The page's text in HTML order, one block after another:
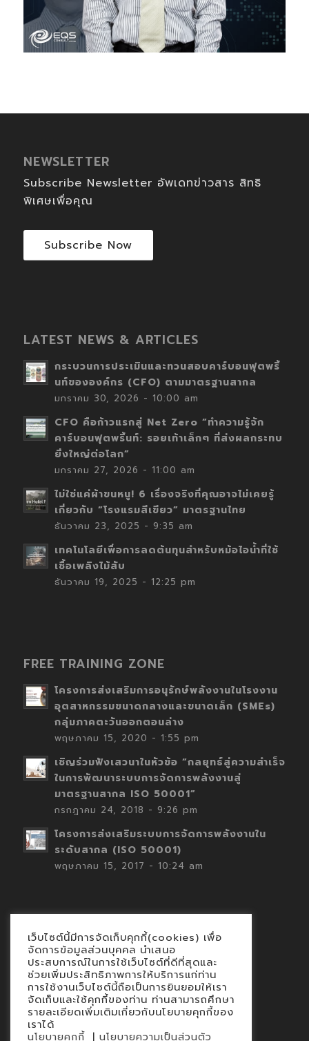
NEWSLETTER
Subscribe Newsletter อัพเดทข่าวสาร สิทธิ
พิเศษเพื่อคุณ
Subscribe Now
LATEST NEWS & ARTICLES
กระบวนการประเมินและทวนสอบคาร์บอนฟุตพริ้
นท์ขององค์กร (CFO) ตามมาตรฐานสากล
มกราคม 30, 2026 - 10:00 am
CFO คือก้าวแรกสู่ Net Zero “ทำความรู้จัก
คาร์บอนฟุตพริ้นท์: รอยเท้าเล็กๆ ที่ส่งผลกระทบ
ยิ่งใหญ่ต่อโลก”
มกราคม 27, 2026 - 11:00 am
ไม่ใช่แค่ผ้าขนหนู! 6 เรื่องจริงที่คุณอาจไม่เคยรู้
เกี่ยวกับ “โรงแรมสีเขียว” มาตรฐานไทย
ธันวาคม 23, 2025 - 9:35 am
เทคโนโลยีเพื่อการลดต้นทุนสำหรับหม้อไอน้ำที่ใช้
เชื้อเพลิงไม้สับ
ธันวาคม 19, 2025 - 12:25 pm
FREE TRAINING ZONE
โครงการส่งเสริมการอนุรักษ์พลังงานในโรงงาน
อุตสาหกรรมขนาดกลางและขนาดเล็ก (SMEs)
กลุ่มภาคตะวันออกตอนล่าง
พฤษภาคม 15, 2020 - 1:55 pm
เชิญร่วมฟังเสวนาในหัวข้อ “กลยุทธ์สู่ความสำเร็จ
ในการพัฒนาระบบการจัดการพลังงานสู่
มาตรฐานสากล ISO 50001”
กรกฎาคม 24, 2018 - 9:26 pm
โครงการส่งเสริมระบบการจัดการพลังงานใน
ระดับสากล (ISO 50001)
พฤษภาคม 15, 2017 - 10:24 am
Contact
นโยบายคุกกี้
นโยบายข้อมูลส่วนบุคคล
เว็บไซต์นี้มีการจัดเก็บคุกกี้(cookies) เพื่อ
จัดการข้อมูลส่วนบุคคล นำเสนอ
ประสบการณ์ในการใช้เว็บไซต์ที่ดีที่สุดและ
ช่วยเพิ่มประสิทธิภาพการให้บริการแก่ท่าน
การใช้งานเว็บไซต์นี้ถือเป็นการยินยอมให้เรา
จัดเก็บและใช้คุกกี้ของท่าน ท่านสามารถศึกษา
รายละเอียดเพิ่มเติมเกี่ยวกับนโยบายคุกกี้ของ
เราได้
นโยบายคุกกี้ | นโยบายความเป็นส่วนตัว